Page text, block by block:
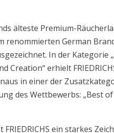
älteste Premium-
renommierten German
In der Kategorie
Creation“ erhielt
in einer der
des Wettbewerbs: „Best
FRIEDRICHS ein starkes